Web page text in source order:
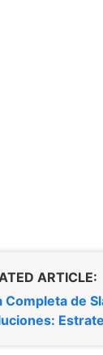
ARTICLE:
Completa de